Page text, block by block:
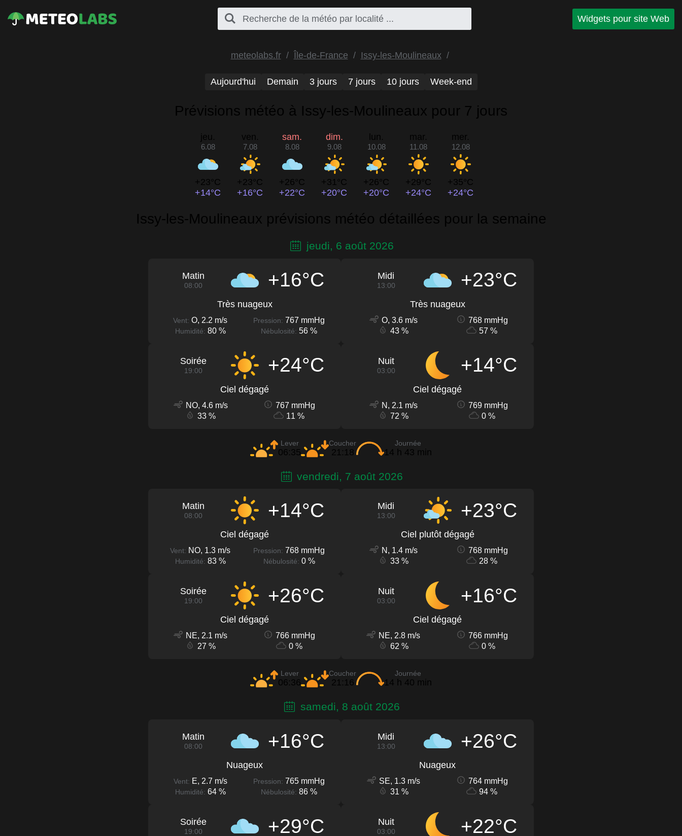
Widgets pour site Web
meteolabs.fr Île-de-France Issy-les-Moulineaux
Aujourd'hui Demain 3 jours 7 jours 10 jours Week-end
Prévisions météo à Issy-les-Moulineaux pour 7 jours
jeu.
6.08
+23°C
+14°C
ven.
7.08
+23°C
+16°C
sam.
8.08
+26°C
+22°C
dim.
9.08
+31°C
+20°C
lun.
10.08
+26°C
+20°C
mar.
11.08
+29°C
+24°C
mer.
12.08
+35°C
+24°C
Issy-les-Moulineaux prévisions météo détaillées pour la semaine
jeudi, 6 août 2026
Matin
08:00 +16°C
Très nuageux
Vent: O, 2.2 m/s Pression: 767 mmHg
Humidité: 80 % Nébulosité: 56 %
Midi
13:00 +23°C
Très nuageux
O, 3.6 m/s
768 mmHg
43 %
57 %
Soirée
19:00 +24°C
Ciel dégagé
NO, 4.6 m/s
767 mmHg
33 %
11 %
Nuit
03:00 +14°C
Ciel dégagé
N, 2.1 m/s
769 mmHg
72 %
0 %
Lever
06:35
Coucher
21:18
Journée
14 h 43 min
vendredi, 7 août 2026
Matin
08:00 +14°C
Ciel dégagé
Vent: NO, 1.3 m/s Pression: 768 mmHg
Humidité: 83 % Nébulosité: 0 %
Midi
13:00 +23°C
Ciel plutôt dégagé
N, 1.4 m/s
768 mmHg
33 %
28 %
Soirée
19:00 +26°C
Ciel dégagé
NE, 2.1 m/s
766 mmHg
27 %
0 %
Nuit
03:00 +16°C
Ciel dégagé
NE, 2.8 m/s
766 mmHg
62 %
0 %
Lever
06:36
Coucher
21:16
Journée
14 h 40 min
samedi, 8 août 2026
Matin
08:00 +16°C
Nuageux
Vent: E, 2.7 m/s Pression: 765 mmHg
Humidité: 64 % Nébulosité: 86 %
Midi
13:00 +26°C
Nuageux
SE, 1.3 m/s
764 mmHg
31 %
94 %
Soirée
19:00 +29°C Nuit
03:00 +22°C